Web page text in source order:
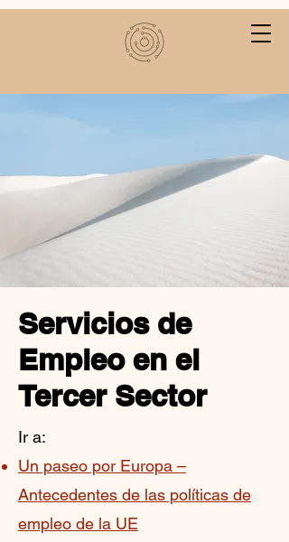
Servicios de
Empleo en el
Tercer Sector
Ir a:
Un paseo por Europa –
Antecedentes de las políticas de
empleo de la UE